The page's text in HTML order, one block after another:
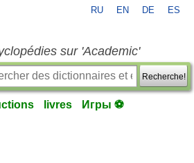
RU EN DE ES
sur 'Academic'
Recherche!
livres Игры ⚽